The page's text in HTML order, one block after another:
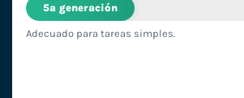
5ª generación
Adecuado para tareas simples.